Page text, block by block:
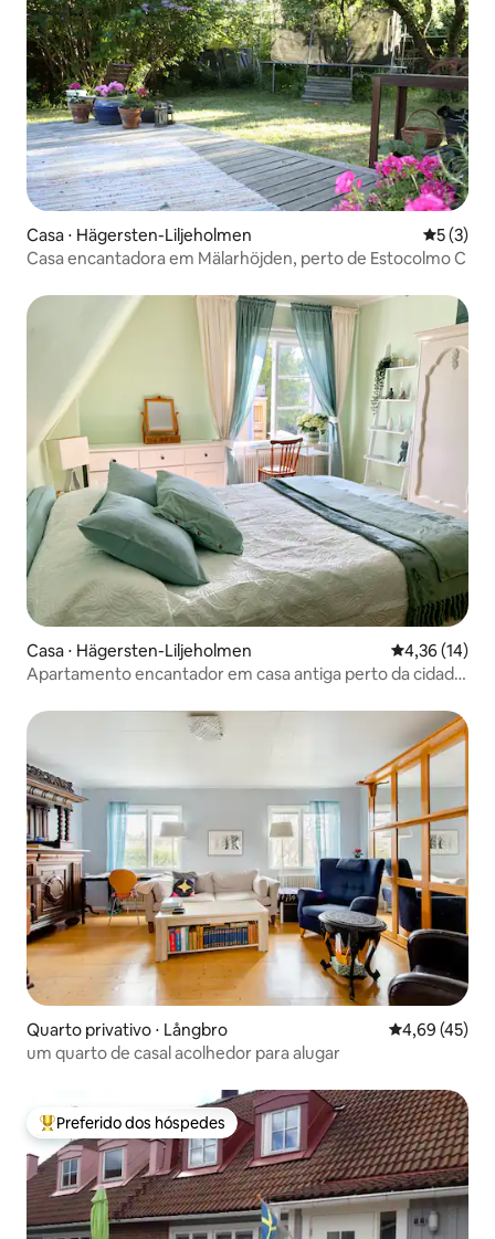
Casa ⋅ Hägersten-Liljeholmen 5 de
5 (3)
Casa encantadora em Mälarhöjden, perto de Estocolmo C
Casa ⋅ Hägersten-Liljeholmen 4,36 de uma
4,36 (14)
Apartamento encantador em casa antiga perto da cidade
Quarto privativo ⋅ Långbro 4,69 de uma
4,69 (45)
um quarto de casal acolhedor para alugar
Entre os melhores preferidos dos hóspedes
Preferido dos hóspedes